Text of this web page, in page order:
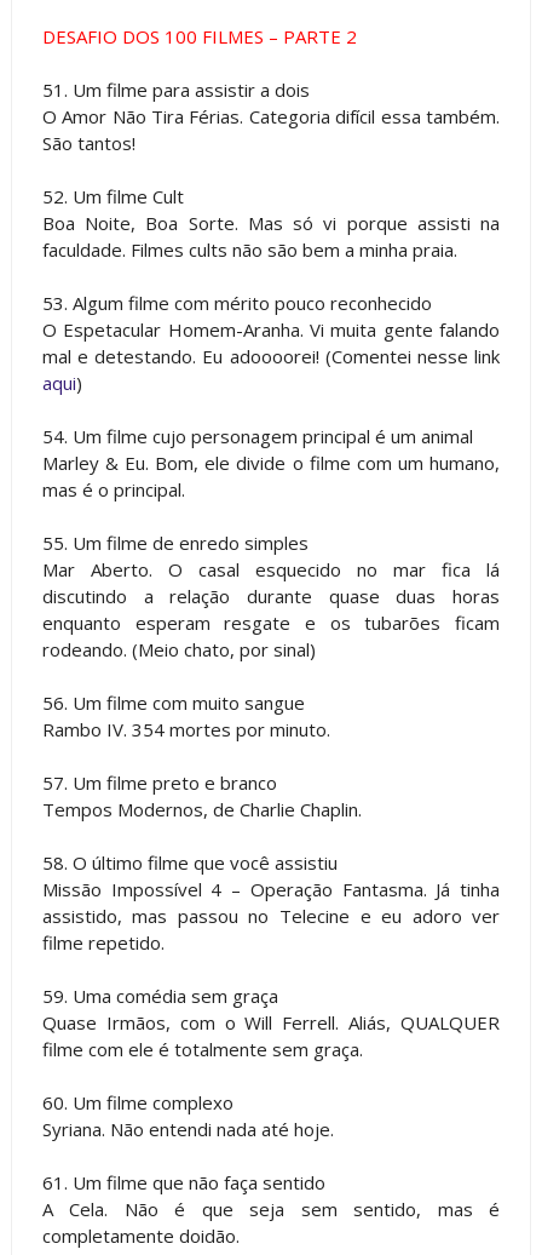
DESAFIO DOS 100 FILMES – PARTE 2
51. Um filme para assistir a dois
O Amor Não Tira Férias. Categoria difícil essa também.
São tantos!
52. Um filme Cult
Boa Noite, Boa Sorte. Mas só vi porque assisti na
faculdade. Filmes cults não são bem a minha praia.
53. Algum filme com mérito pouco reconhecido
O Espetacular Homem-Aranha. Vi muita gente falando
mal e detestando. Eu adoooorei! (Comentei nesse link
aqui)
54. Um filme cujo personagem principal é um animal
Marley & Eu. Bom, ele divide o filme com um humano,
mas é o principal.
55. Um filme de enredo simples
Mar Aberto. O casal esquecido no mar fica lá
discutindo a relação durante quase duas horas
enquanto esperam resgate e os tubarões ficam
rodeando. (Meio chato, por sinal)
56. Um filme com muito sangue
Rambo IV. 354 mortes por minuto.
57. Um filme preto e branco
Tempos Modernos, de Charlie Chaplin.
58. O último filme que você assistiu
Missão Impossível 4 – Operação Fantasma. Já tinha
assistido, mas passou no Telecine e eu adoro ver
filme repetido.
59. Uma comédia sem graça
Quase Irmãos, com o Will Ferrell. Aliás, QUALQUER
filme com ele é totalmente sem graça.
60. Um filme complexo
Syriana. Não entendi nada até hoje.
61. Um filme que não faça sentido
A Cela. Não é que seja sem sentido, mas é
completamente doidão.